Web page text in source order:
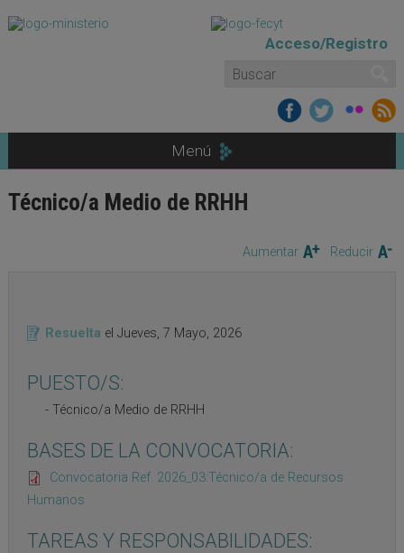
Acceso/Registro
Formulario de búsqueda
Buscar
Menú
Técnico/a Medio de RRHH
Aumentar Reducir
Resuelta el Jueves, 7 Mayo, 2026
PUESTO/S:
Técnico/a Medio de RRHH
BASES DE LA CONVOCATORIA:
Convocatoria Ref. 2026_03:Técnico/a de Recursos
Humanos
TAREAS Y RESPONSABILIDADES: